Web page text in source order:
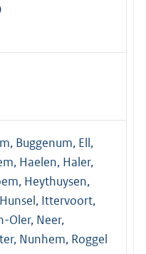
Buggenum, Ell,
Haelen, Haler,
Heythuysen,
Ittervoort,
Oler, Neer,
Nunhem, Roggel